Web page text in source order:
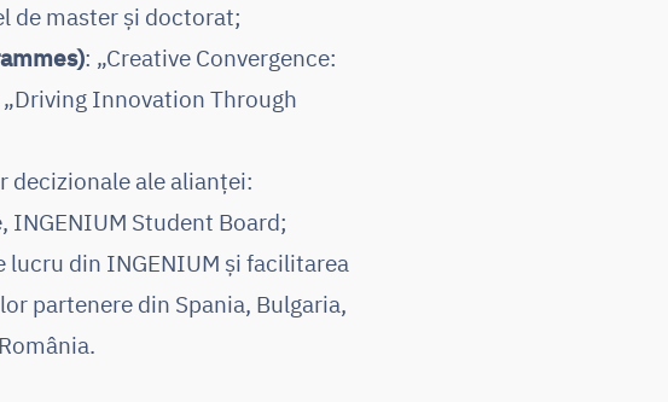
de master și doctorat;
: „Creative Convergence:
Innovation Through
decizionale ale alianței:
INGENIUM Student Board;
din INGENIUM și facilitarea
partenere din Spania, Bulgaria,